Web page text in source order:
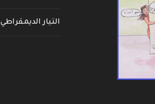
التيار الديمقراطي